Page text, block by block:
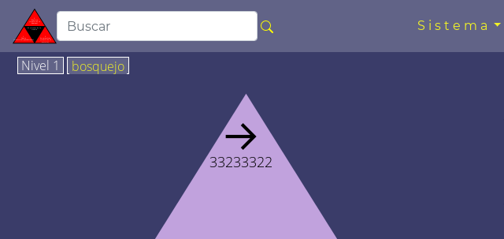
Sistema
Nivel 1 bosquejo
→
33233322